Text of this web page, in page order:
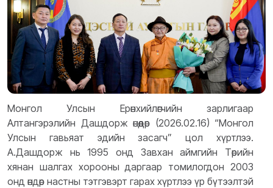
Монгол Улсын Ерөнхийлөгчийн зарлигаар
Алтангэрэлийн Дашдорж өнөөдөр (2026.02.16) “Монгол
Улсын гавьяат эдийн засагч” цол хүртлээ.
А.Дашдорж нь 1995 онд Завхан аймгийн Төрийн
хянан шалгах хорооны даргаар томилогдон 2003
онд өндөр настны тэтгэвэрт гарах хүртлээ үр бүтээлтэй